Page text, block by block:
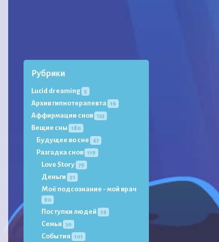
Рубрики
Lucid dreaming 5
Архив гипнотерапевта 16
Аффирмации снов 123
Вещие сны 180
Будущее во сне 47
Разгадка снов 119
Love Story 79
Деньги 51
Моё подсознание - мой врач
90
Поступки людей 74
Семья 30
События 101